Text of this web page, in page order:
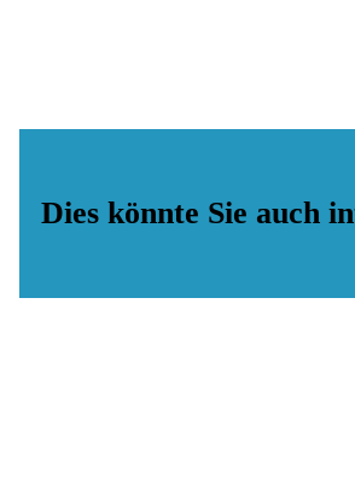
Dies könnte Sie auch